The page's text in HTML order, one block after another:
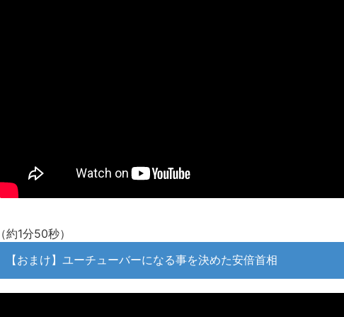
【中国】パトカーの前で好演技www当たり屋やお煽り運転など
ナチスドイツは何故バルバロッサ作戦とかいう無茶に踏み切って
ブログお引越しのお知らせ
まるで親子のような子猫とシェパード
【極画像】名古屋の地下鉄wwwwwwwwwwww
（約1分50秒）
【おまけ】ユーチューバーになる事を決めた安倍首相